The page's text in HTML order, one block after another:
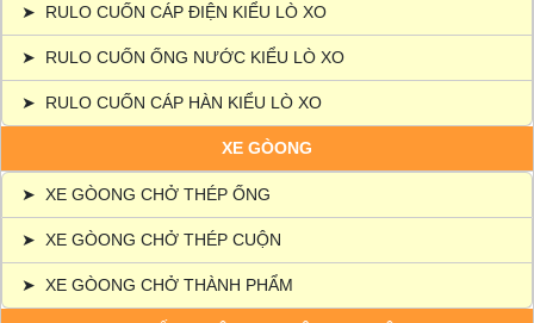
➤ RULO CUỐN CÁP ĐIỆN KIỂU LÒ XO
➤ RULO CUỐN ỐNG NƯỚC KIỂU LÒ XO
➤ RULO CUỐN CÁP HÀN KIỂU LÒ XO
XE GÒONG
➤ XE GÒONG CHỞ THÉP ỐNG
➤ XE GÒONG CHỞ THÉP CUỘN
➤ XE GÒONG CHỞ THÀNH PHẨM